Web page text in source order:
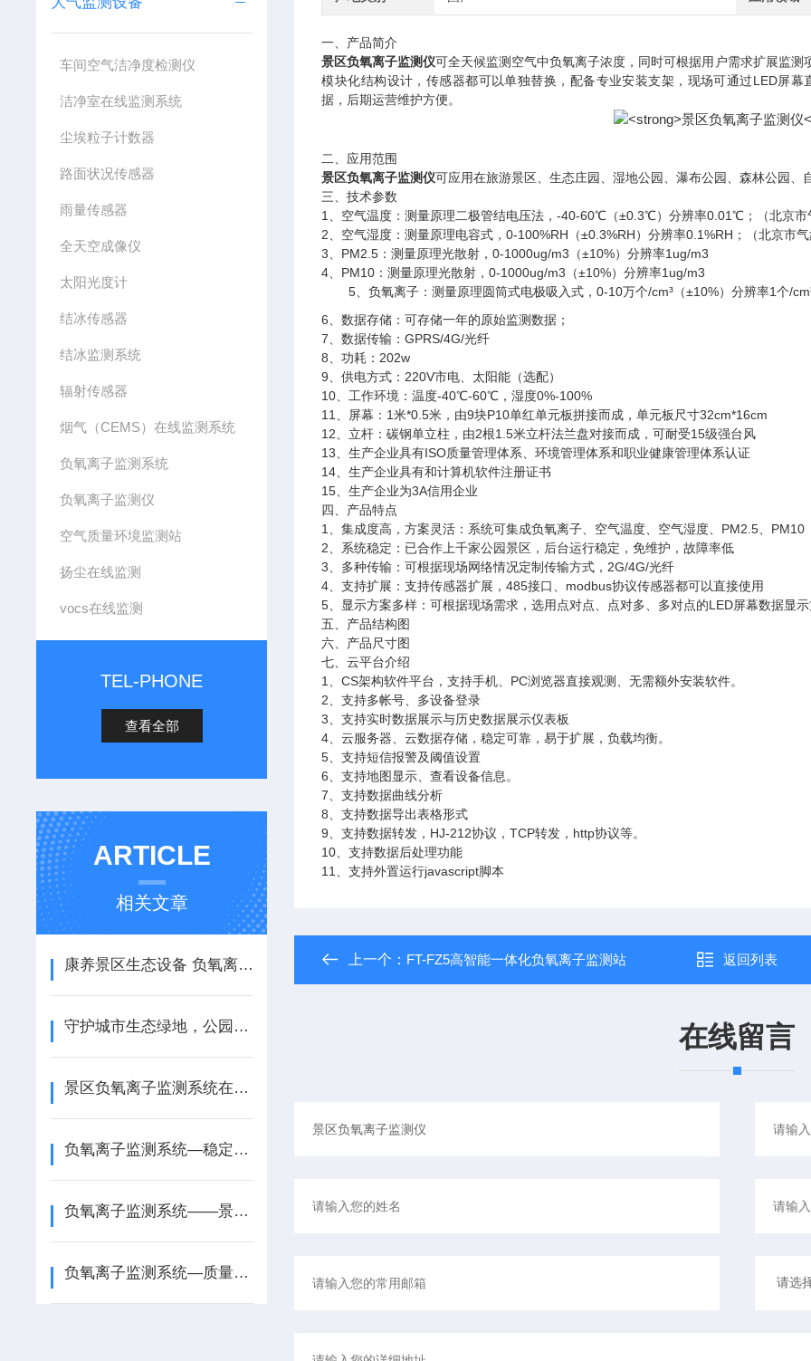
车间空气洁净度检测仪
洁净室在线监测系统
尘埃粒子计数器
路面状况传感器
雨量传感器
全天空成像仪
太阳光度计
结冰传感器
结冰监测系统
辐射传感器
烟气（CEMS）在线监测系统
负氧离子监测系统
负氧离子监测仪
空气质量环境监测站
扬尘在线监测
vocs在线监测
TEL-PHONE
查看全部
ARTICLE
相关文章
康养景区生态设备 负氧离子在线监测系统 全天候监测空气负氧离子
守护城市生态绿地，公园气象站+负氧离子监测，筑牢环境防线
景区负氧离子监测系统在生态评估与环境治理中的作用
负氧离子监测系统—稳定性高的大气负氧离子监测站@2025全+国+发+货
负氧离子监测系统——景区负氧离子监测站厂家哪家好@风途物联网靠得住
负氧离子监测系统—质量嘎嘎好的旅游景区气象站@2025全境派送
一、产品简介
景区负氧离子监测仪可全天候监测空气中负氧离子浓度，同时可根据用户需求扩展监测
模块化结构设计，传感器都可以单独替换，配备专业安装支架，现场可通过LED屏幕
据，后期运营维护方便。
二、应用范围
景区负氧离子监测仪可应用在旅游景区、生态庄园、湿地公园、瀑布公园、森林公园、
三、技术参数
1、空气温度：测量原理二极管结电压法，-40-60℃（±0.3℃）分辨率0.01℃ ；（北京
2、空气湿度：测量原理电容式，0-100%RH（±0.3%RH）分辨率0.1%RH；（北京市
3、PM2.5：测量原理光散射，0-1000ug/m3（±10%）分辨率1ug/m3
4、PM10：测量原理光散射，0-1000ug/m3（±10%）分辨率1ug/m3
5、负氧离子：测量原理圆筒式电极吸入式，0-10万个/cm³ （±10%）分辨率1个/cm
6、数据存储：可存储一年的原始监测数据；
7、数据传输：GPRS/4G/光纤
8、功耗：202w
9、供电方式：220V市电、太阳能（选配）
10、 工作环境：温度-40℃-60℃ ，湿度0%-100%
11、屏幕：1米*0.5米，由9块P10单红单元板拼接而成，单元板尺寸32cm*16cm
12、立杆：碳钢单立柱，由2根1.5米立杆法兰盘对接而成，可耐受15级强台风
13、生产企业具有ISO质量管理体系、环境管理体系和职业健康管理体系认证
14、生产企业具有和计算机软件注册证书
15、生产企业为3A信用企业
四、产品特点
1、集成度高，方案灵活：系统可集成负氧离子、空气温度、空气湿度、PM2.5、PM10
2、系统稳定：已合作上千家公园景区，后台运行稳定，免维护，故障率低
3、多种传输：可根据现场网络情况定制传输方式，2G/4G/光纤
4、支持扩展：支持传感器扩展，485接口、modbus协议传感器都可以直接使用
5、显示方案多样：可根据现场需求，选用点对点、点对多、多对点的LED屏幕数据显
五、产品结构图
六、产品尺寸图
七、云平台介绍
1、CS架构软件平台，支持手机、PC浏览器直接观测、无需额外安装软件。
2、支持多帐号、多设备登录
3、支持实时数据展示与历史数据展示仪表板
4、云服务器、云数据存储，稳定可靠，易于扩展，负载均衡。
5、支持短信报警及阈值设置
6、支持地图显示、查看设备信息。
7、支持数据曲线分析
8、支持数据导出表格形式
9、支持数据转发，HJ-212协议，TCP转发，http协议等。
10、支持数据后处理功能
11、支持外置运行javascript脚本
上一个： FT-FZ5高智能一体化负氧离子监测站 返回列表
在线留言